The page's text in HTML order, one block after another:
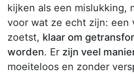
kijken als een mislukking,
voor wat ze echt zijn: een
zoetst, klaar om
worden. Er zijn veel
moeiteloos en zonder